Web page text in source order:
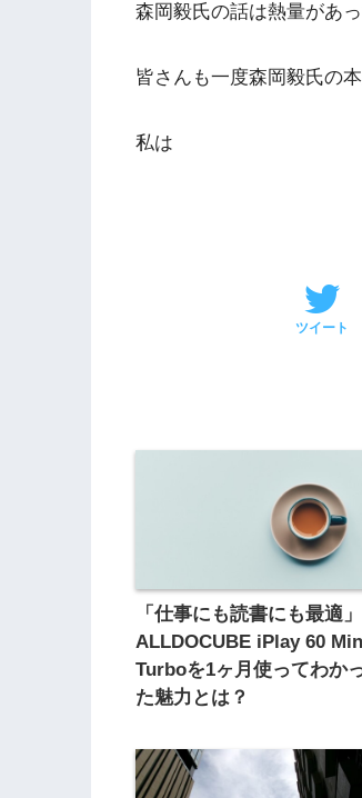
森岡毅氏の話は熱量があ
皆さんも一度森岡毅氏の
私は
ツイート
「仕事にも読書にも最適」
ALLDOCUBE iPlay 60
Turboを1ヶ月使ってわか
た魅力とは？